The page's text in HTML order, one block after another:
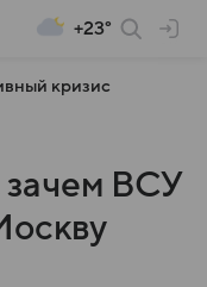
+23°
кризис
зачем ВСУ